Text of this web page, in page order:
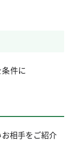
件に
相手をご紹介